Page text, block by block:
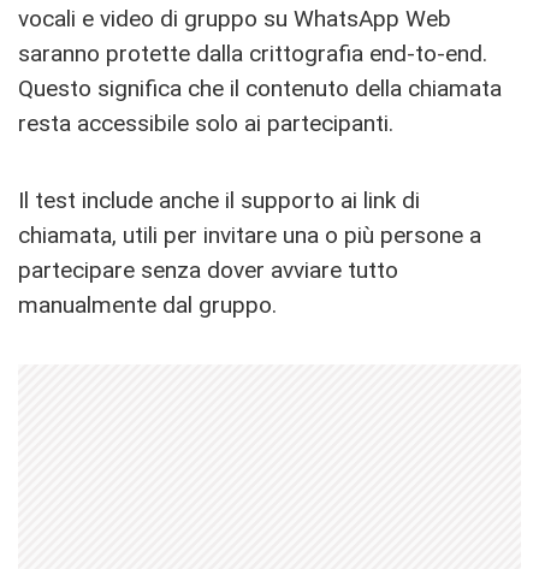
vocali e video di gruppo su WhatsApp Web
saranno protette dalla crittografia end-to-end.
Questo significa che il contenuto della chiamata
resta accessibile solo ai partecipanti.
Il test include anche il supporto ai link di
chiamata, utili per invitare una o più persone a
partecipare senza dover avviare tutto
manualmente dal gruppo.